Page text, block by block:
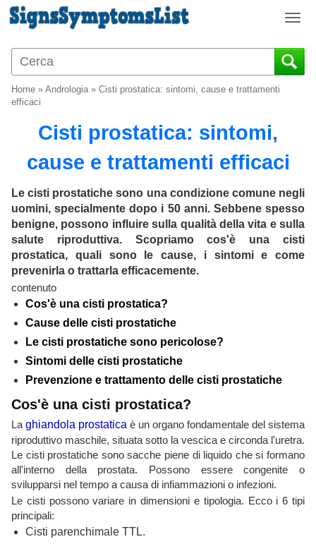
T
g
g
a
t
i
o
n
Home » Andrologia» Cisti prostatica: sintomi, cause e trattamenti
efficaci
Cisti prostatica: sintomi,
cause e trattamenti efficaci
Le cisti prostatiche sono una condizione comune negli
uomini, specialmente dopo i 50 anni. Sebbene spesso
benigne, possono influire sulla qualità della vita e sulla
salute riproduttiva. Scopriamo cos'è una cisti
prostatica, quali sono le cause, i sintomi e come
prevenirla o trattarla efficacemente.
contenuto
Cos'è una cisti prostatica?
Cause delle cisti prostatiche
Le cisti prostatiche sono pericolose?
Sintomi delle cisti prostatiche
Prevenzione e trattamento delle cisti prostatiche
Cos'è una cisti prostatica?
La ghiandola prostatica è un organo fondamentale del sistema
riproduttivo maschile, situata sotto la vescica e circonda l'uretra.
Le cisti prostatiche sono sacche piene di liquido che si formano
all'interno della prostata. Possono essere congenite o
svilupparsi nel tempo a causa di infiammazioni o infezioni.
Le cisti possono variare in dimensioni e tipologia. Ecco i 6 tipi
principali:
Cisti parenchimale TTL.